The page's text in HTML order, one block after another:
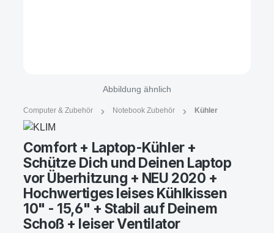
Abbildung ähnlich
Computer & Zubehör Notebook Zubehör Kühler
Comfort + Laptop-Kühler +
Schütze Dich und Deinen Laptop
vor Überhitzung + NEU 2020 +
Hochwertiges leises Kühlkissen
10" - 15,6" + Stabil auf Deinem
Schoß + leiser Ventilator